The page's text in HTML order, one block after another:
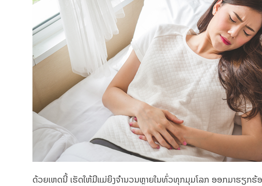
ດ້ວຍເຫດນີ້ ເຮັດໃຫ້ມີແມ່ຍິງຈຳນວນຫຼາຍໃນທົ່ວທຸກມຸມໂລກ ອອກມາຮຽກຮ້ອ